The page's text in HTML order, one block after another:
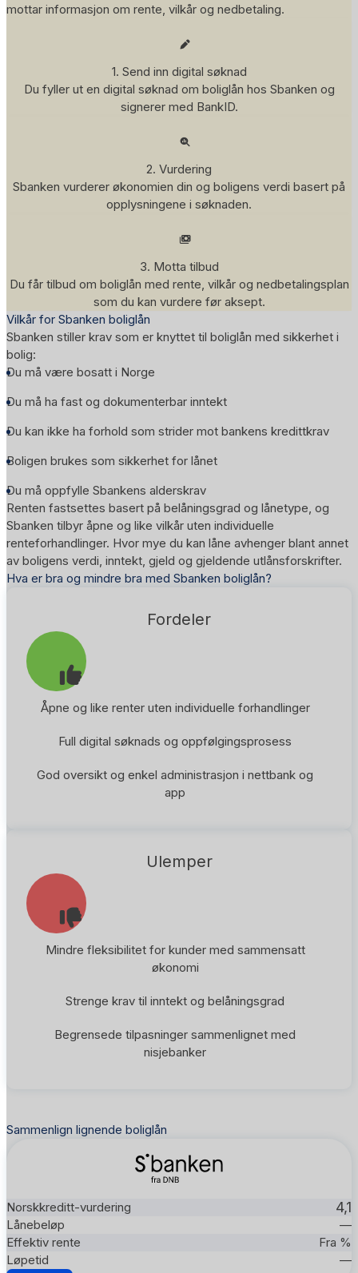
mottar informasjon om rente, vilkår og nedbetaling.
1. Send inn digital søknad
Du fyller ut en digital søknad om boliglån hos Sbanken og
signerer med BankID.
2. Vurdering
Sbanken vurderer økonomien din og boligens verdi basert på
opplysningene i søknaden.
3. Motta tilbud
Du får tilbud om boliglån med rente, vilkår og nedbetalingsplan
som du kan vurdere før aksept.
Vilkår for Sbanken boliglån
Sbanken stiller krav som er knyttet til boliglån med sikkerhet i
bolig:
Du må være bosatt i Norge
Du må ha fast og dokumenterbar inntekt
Du kan ikke ha forhold som strider mot bankens kredittkrav
Boligen brukes som sikkerhet for lånet
Du må oppfylle Sbankens alderskrav
Renten fastsettes basert på belåningsgrad og lånetype, og
Sbanken tilbyr åpne og like vilkår uten individuelle
renteforhandlinger. Hvor mye du kan låne avhenger blant annet
av boligens verdi, inntekt, gjeld og gjeldende utlånsforskrifter.
Hva er bra og mindre bra med Sbanken boliglån?
Fordeler
Åpne og like renter uten individuelle forhandlinger
Full digital søknads og oppfølgingsprosess
God oversikt og enkel administrasjon i nettbank og
app
Ulemper
Mindre fleksibilitet for kunder med sammensatt
økonomi
Strenge krav til inntekt og belåningsgrad
Begrensede tilpasninger sammenlignet med
nisjebanker
Sammenlign lignende boliglån
4,1
—
Fra %
—